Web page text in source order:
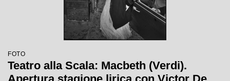
FOTO
Teatro alla Scala: Macbeth (Verdi).